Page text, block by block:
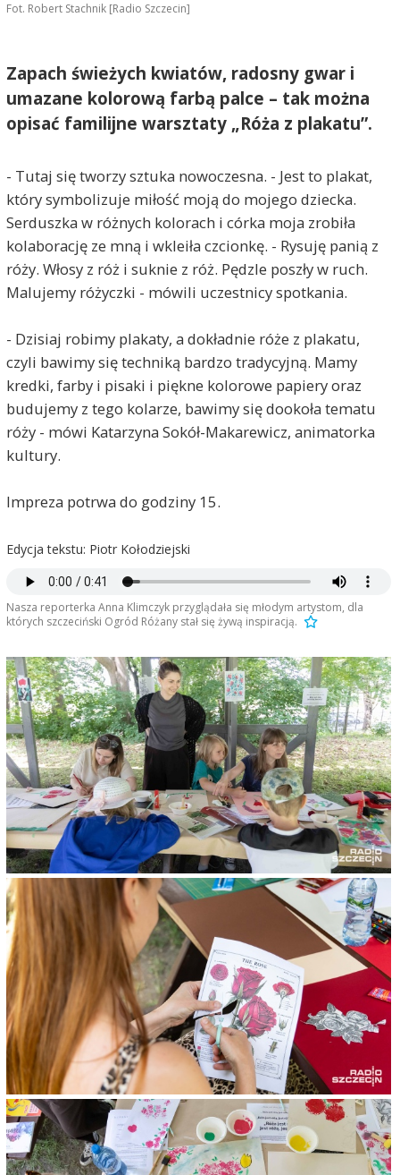
Fot. Robert Stachnik [Radio Szczecin]
Zapach świeżych kwiatów, radosny gwar i
umazane kolorową farbą palce – tak można
opisać familijne warsztaty „Róża z plakatu”.
- Tutaj się tworzy sztuka nowoczesna. - Jest to plakat,
który symbolizuje miłość moją do mojego dziecka.
Serduszka w różnych kolorach i córka moja zrobiła
kolaborację ze mną i wkleiła czcionkę. - Rysuję panią z
róży. Włosy z róż i suknie z róż. Pędzle poszły w ruch.
Malujemy różyczki - mówili uczestnicy spotkania.
- Dzisiaj robimy plakaty, a dokładnie róże z plakatu,
czyli bawimy się techniką bardzo tradycyjną. Mamy
kredki, farby i pisaki i piękne kolorowe papiery oraz
budujemy z tego kolarze, bawimy się dookoła tematu
róży - mówi Katarzyna Sokół-Makarewicz, animatorka
kultury.
Impreza potrwa do godziny 15.
Edycja tekstu: Piotr Kołodziejski
Nasza reporterka Anna Klimczyk przyglądała się młodym artystom, dla
których szczeciński Ogród Różany stał się żywą inspiracją.